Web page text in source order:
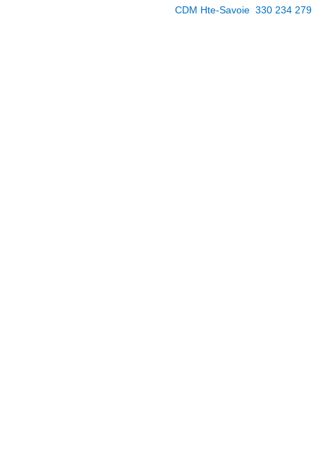
CDM Hte-Savoie 330 234 279